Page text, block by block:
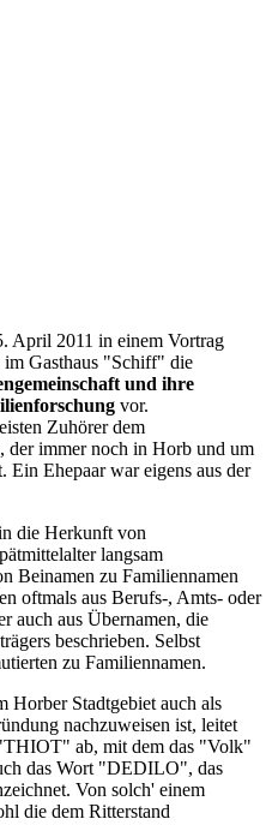
April 2011 in einem Vortrag
Gasthaus "Schiff" die
und ihre
vor.
Zuhörer dem
der immer noch in Horb und um
Ein Ehepaar war eigens aus der
die Herkunft von
langsam
Beinamen zu Familiennamen
oftmals aus Berufs-, Amts- oder
auch aus Übernamen, die
beschrieben. Selbst
zu Familiennamen.
Horber Stadtgebiet auch als
nachzuweisen ist, leitet
ab, mit dem das "Volk"
das Wort "DEDILO", das
Von solch' einem
die dem Ritterstand